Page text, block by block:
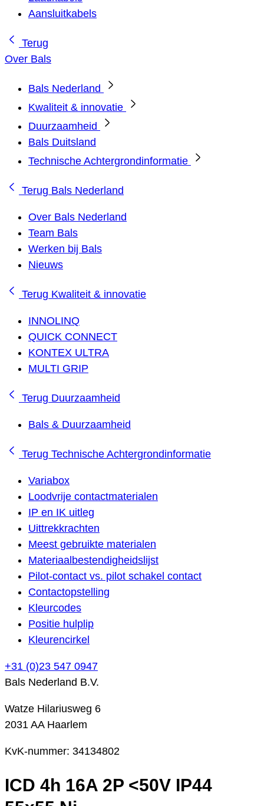
Aansluitkabels
Terug
Over Bals
Bals Nederland
Kwaliteit & innovatie
Duurzaamheid
Bals Duitsland
Technische Achtergrondinformatie
Terug Bals Nederland
Over Bals Nederland
Team Bals
Werken bij Bals
Nieuws
Terug Kwaliteit & innovatie
INNOLINQ
QUICK CONNECT
KONTEX ULTRA
MULTI GRIP
Terug Duurzaamheid
Bals & Duurzaamheid
Terug Technische Achtergrondinformatie
Variabox
Loodvrije contactmaterialen
IP en IK uitleg
Uittrekkrachten
Meest gebruikte materialen
Materiaalbestendigheidslijst
Pilot-contact vs. pilot schakel contact
Contactopstelling
Kleurcodes
Positie hulplip
Kleurencirkel
+31 (0)23 547 0947
Bals Nederland B.V.
Watze Hilariusweg 6
2031 AA Haarlem
KvK-nummer: 34134802
ICD 4h 16A 2P <50V IP44